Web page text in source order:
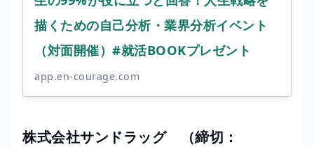
描くための自己分析・業界分析イベント
（対面開催）#就活BOOKプレゼント
app.en-courage.com
株式会社サンドラッグ （締切：